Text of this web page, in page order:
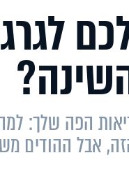
הפה שלך:
אבל ההודים